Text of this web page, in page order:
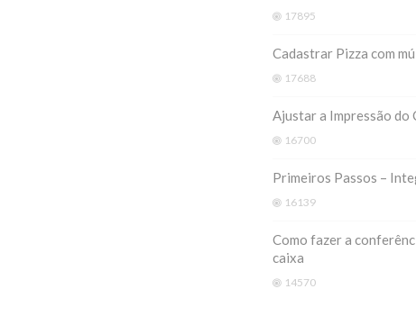
17895
Cadastrar Pizza com
17688
Ajustar a Impressão do
16700
Primeiros Passos –
16139
Como fazer a
caixa
14570